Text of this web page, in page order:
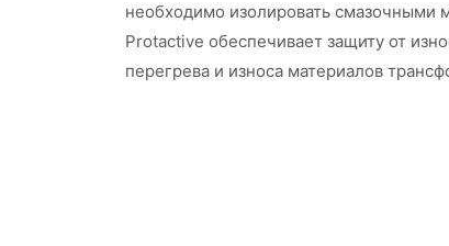
необходимо изолировать
Protactive обеспечивает защиту от
перегрева и износа материалов